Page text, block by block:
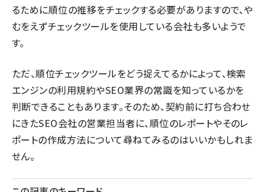
るために順位の推移をチェックする必要がありますので、や
むをえずチェックツールを使用している会社も多いようで
す。
ただ、順位チェックツールをどう捉えてるかによって、検索
エンジンの利用規約やSEO業界の常識を知っているかを
判断できることもあります。そのため、契約前に打ち合わせ
にきたSEO会社の営業担当者に、順位のレポートやそのレ
ポートの作成方法について尋ねてみるのはいいかもしれま
せん。